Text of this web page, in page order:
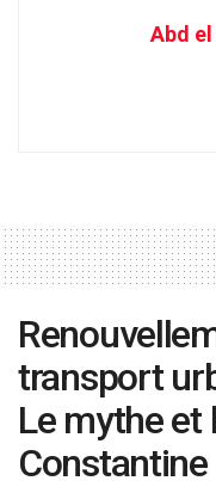
Abd
transport
Le mythe et
Constantine